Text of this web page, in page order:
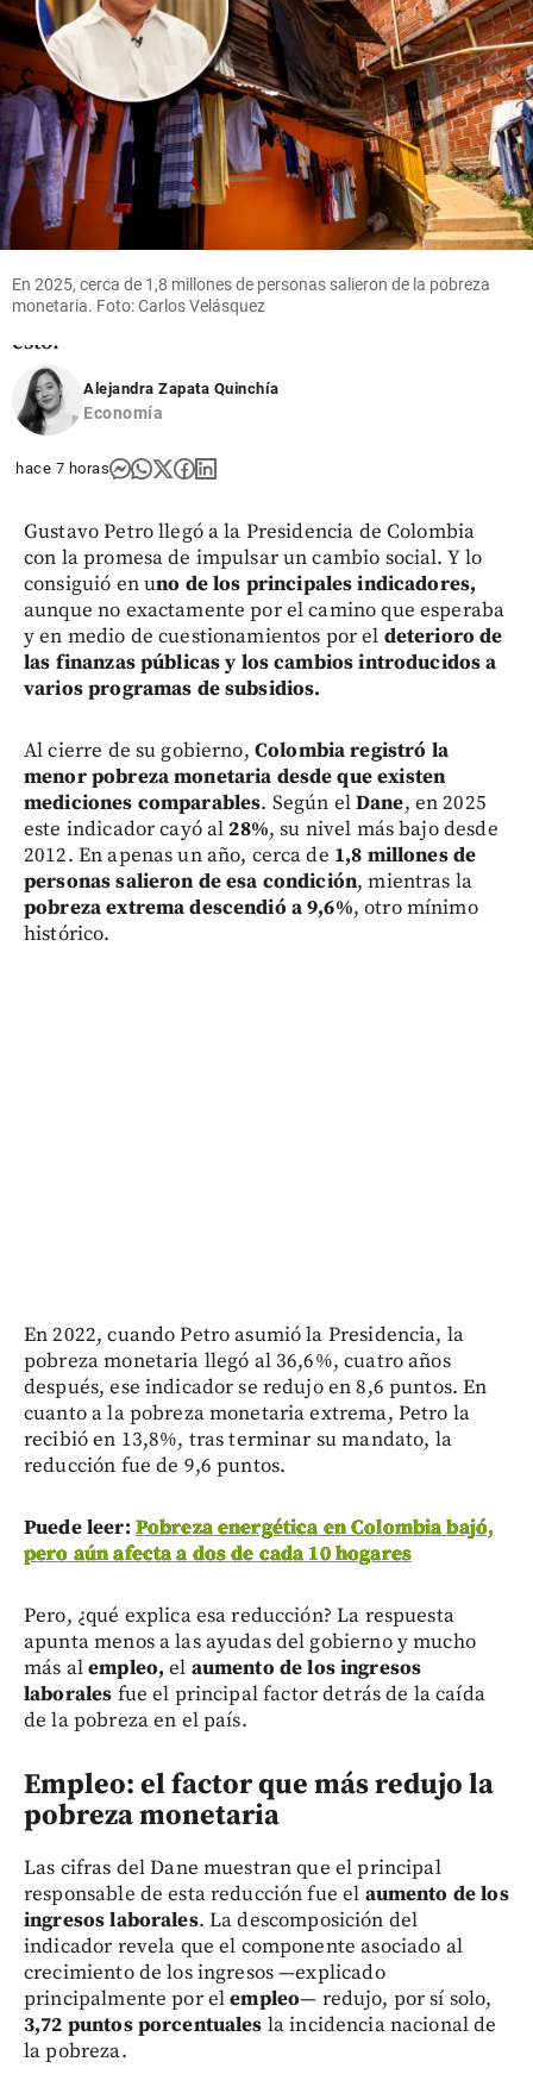
Salud
Gobierno
aumentó
a 90 % el
mínimo
del giro
directo de
recursos a
hospitales
¿qué
significa
esto?
share
En 2025, cerca de 1,8 millones de personas salieron de la pobreza
monetaria. Foto: Carlos Velásquez
Alejandra Zapata Quinchía
Economía
hace 7 horas
Gustavo Petro llegó a la Presidencia de Colombia
con la promesa de impulsar un cambio social. Y lo
consiguió en uno de los principales indicadores,
aunque no exactamente por el camino que esperaba
y en medio de cuestionamientos por el deterioro de
las finanzas públicas y los cambios introducidos a
varios programas de subsidios.
Al cierre de su gobierno, Colombia registró la
menor pobreza monetaria desde que existen
mediciones comparables. Según elDane, en 2025
este indicador cayó al28%, su nivel más bajo desde
2012. En apenas un año, cerca de 1,8 millones de
personas salieron de esa condición, mientras la
pobreza extrema descendió a 9,6%, otro mínimo
histórico.
En 2022, cuando Petro asumió la Presidencia, la
pobreza monetaria llegó al 36,6%, cuatro años
después, ese indicador se redujo en 8,6 puntos. En
cuanto a la pobreza monetaria extrema, Petro la
recibió en 13,8%, tras terminar su mandato, la
reducción fue de 9,6 puntos.
Puede leer: Pobreza energética en Colombia bajó,
pero aún afecta a dos de cada 10 hogares
Pero, ¿qué explica esa reducción? La respuesta
apunta menos a las ayudas del gobierno y mucho
más alempleo, el aumento de los ingresos
laborales fue el principal factor detrás de la caída
de la pobreza en el país.
Empleo: el factor que más redujo la
pobreza monetaria
Las cifras del Dane muestran que el principal
responsable de esta reducción fue el aumento de los
ingresos laborales. La descomposición del
indicador revela que el componente asociado al
crecimiento de los ingresos —explicado
principalmente por elempleo— redujo, por sí solo,
3,72 puntos porcentuales la incidencia nacional de
la pobreza.